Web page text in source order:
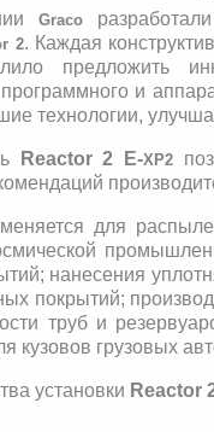
Graco
2. Каждая
предложить
и
технологии,
Reactor 2 E-XP2
для
нанесения
покрытий;
труб и
кузовов грузовых
установки Reactor